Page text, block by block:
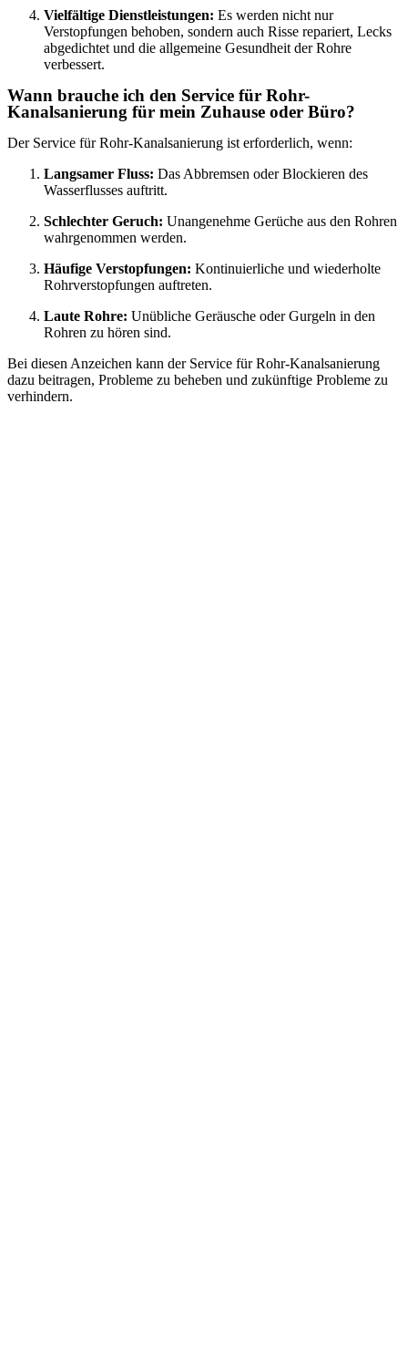
Vielfältige Dienstleistungen: Es werden nicht nur
Verstopfungen behoben, sondern auch Risse repariert, Lecks
abgedichtet und die allgemeine Gesundheit der Rohre
verbessert.
Wann brauche ich den Service für Rohr-
Kanalsanierung für mein Zuhause oder Büro?
Der Service für Rohr-Kanalsanierung ist erforderlich, wenn:
Langsamer Fluss: Das Abbremsen oder Blockieren des
Wasserflusses auftritt.
Schlechter Geruch: Unangenehme Gerüche aus den Rohren
wahrgenommen werden.
Häufige Verstopfungen: Kontinuierliche und wiederholte
Rohrverstopfungen auftreten.
Laute Rohre: Unübliche Geräusche oder Gurgeln in den
Rohren zu hören sind.
Bei diesen Anzeichen kann der Service für Rohr-Kanalsanierung
dazu beitragen, Probleme zu beheben und zukünftige Probleme zu
verhindern.